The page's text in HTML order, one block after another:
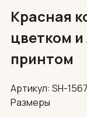
Красная
цветком
принтом
Артикул: SH-
Размеры